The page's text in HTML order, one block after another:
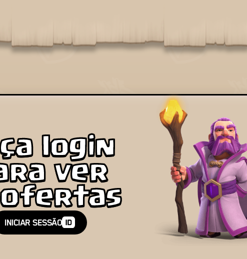
login
ver
ofertas
INICIAR SESSÃO